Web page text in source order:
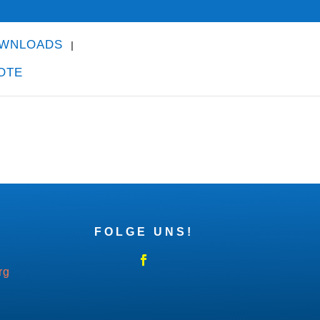
FOLGE UNS!